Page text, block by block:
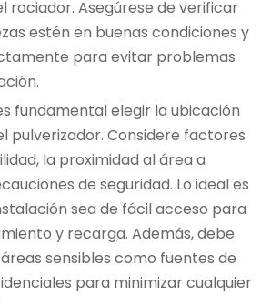
rociador. Asegúrese de verificar
estén en buenas condiciones y
para evitar problemas
fundamental elegir la ubicación
pulverizador. Considere factores
la proximidad al área a
de seguridad. Lo ideal es
sea de fácil acceso para
y recarga. Además, debe
sensibles como fuentes de
para minimizar cualquier